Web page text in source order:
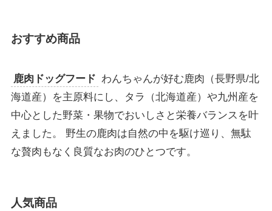
おすすめ商品
鹿肉ドッグフード わんちゃんが好む鹿肉（長野県/北
海道産）を主原料にし、タラ（北海道産）や九州産を
中心とした野菜・果物でおいしさと栄養バランスを叶
えました。 野生の鹿肉は自然の中を駆け巡り、無駄
な贅肉もなく良質なお肉のひとつです。
人気商品